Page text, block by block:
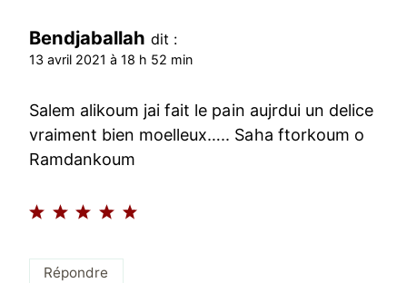
Bendjaballah dit :
13 avril 2021 à 18 h 52 min
Salem alikoum jai fait le pain aujrdui un delice
vraiment bien moelleux….. Saha ftorkoum o
Ramdankoum
Répondre